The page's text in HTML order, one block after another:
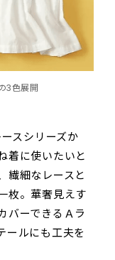
3色展開
スシリーズか
着に使いたいと
繊細なレースと
枚。華奢見えす
バーできるＡラ
ールにも工夫を